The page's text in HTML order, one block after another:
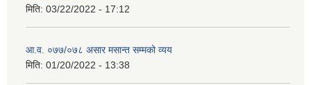
मिति: 03/22/2022 - 17:12
आ.व. ०७७/०७८ असार मसान्त सम्मको व्यय
मिति: 01/20/2022 - 13:38